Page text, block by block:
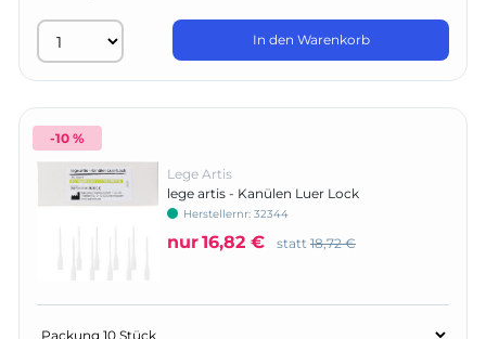
In den Warenkorb
-10 %
Lege Artis
lege artis - Kanülen Luer Lock
Herstellernr: 32344
nur16,82 € statt 18,72 €